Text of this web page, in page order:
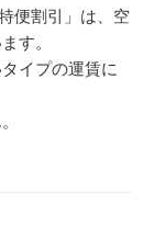
便割引」は、空
す。
イプの運賃に